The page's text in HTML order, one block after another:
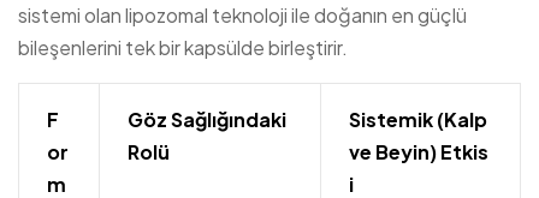
sistemi olan lipozomal teknoloji ile doğanın en güçlü
bileşenlerini tek bir kapsülde birleştirir.
F
or
m
Göz Sağlığındaki
Rolü
Sistemik (Kalp
ve Beyin) Etkis
i